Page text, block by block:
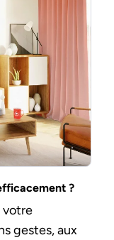
?
votre
gestes, aux